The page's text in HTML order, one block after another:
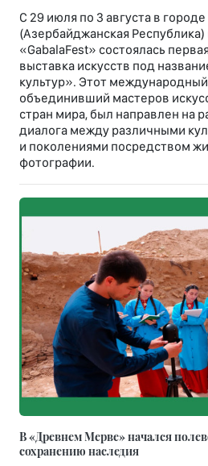
С 29 июля по 3 августа в городе
(Азербайджанская
«GabalaFest» состоялась
выставка искусств под
культур». Этот
объединивший мастеров
стран мира, был направлен на
диалога между различными
и поколениями посредством
фотографии.
В «Древнем Мерве» начался
сохранению наследия